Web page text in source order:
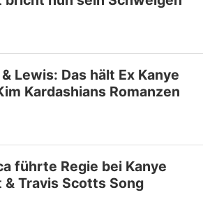
Lewis: Das hält Ex Kanye
Kardashians Romanzen
führte Regie bei Kanye
& Travis Scotts Song